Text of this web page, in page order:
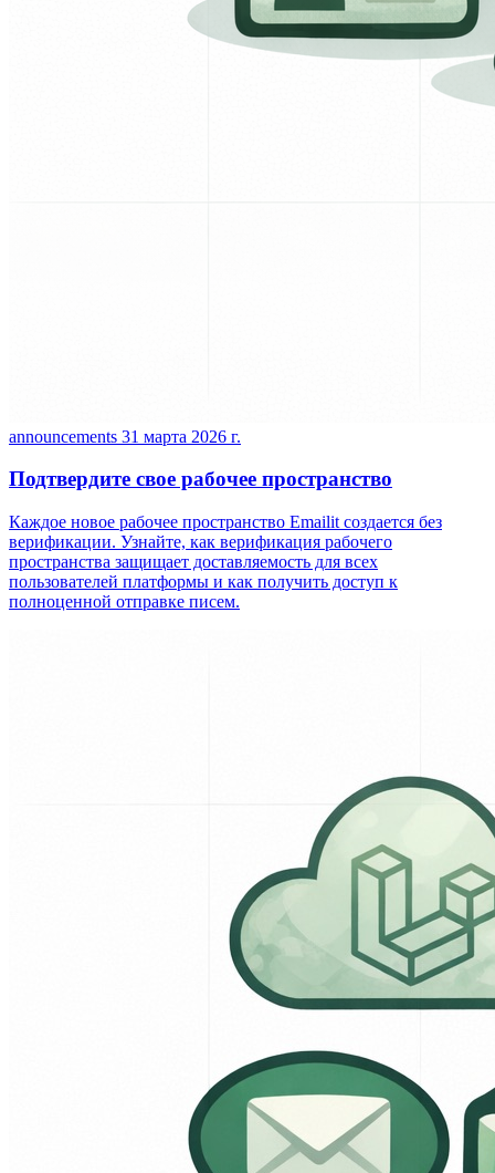
announcements 31 марта 2026 г.
Подтвердите свое рабочее пространство
Каждое новое рабочее пространство Emailit создается без
верификации. Узнайте, как верификация рабочего
пространства защищает доставляемость для всех
пользователей платформы и как получить доступ к
полноценной отправке писем.